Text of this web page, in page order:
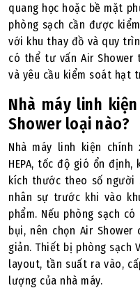
quang học hoặc bề mặt
phòng sạch cần được
với khu thay đồ và quy
có thể tư vấn Air Shower
và yêu cầu kiểm soát hạt
Nhà máy linh
Shower loại nào?
Nhà máy linh kiện chính
HEPA, tốc độ gió ổn
kích thước theo số
nhân sự trước khi vào
phẩm. Nếu phòng sạch
bụi, nên chọn Air
giản. Thiết bị phòng sạch
layout, tần suất ra vào,
lượng của nhà máy.